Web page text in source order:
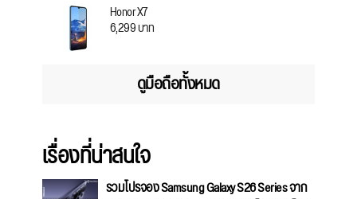
Honor X7
6,299 บาท
ดูมือถือทั้งหมด
เรื่องที่น่าสนใจ
รวมโปรจอง Samsung Galaxy S26 Series จาก